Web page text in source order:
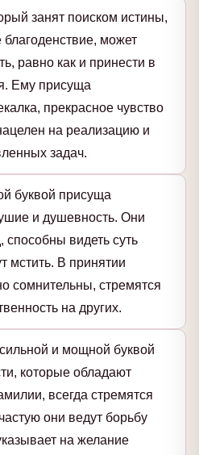
занят поиском истины,
может
равно как и принести в
Ему присуща
прекрасное чувство
на реализацию и
задач.
буквой присуща
и душевность. Они
способны видеть суть
мстить. В принятии
сомнительны, стремятся
на других.
и мощной буквой
которые обладают
всегда стремятся
они ведут борьбу
на желание